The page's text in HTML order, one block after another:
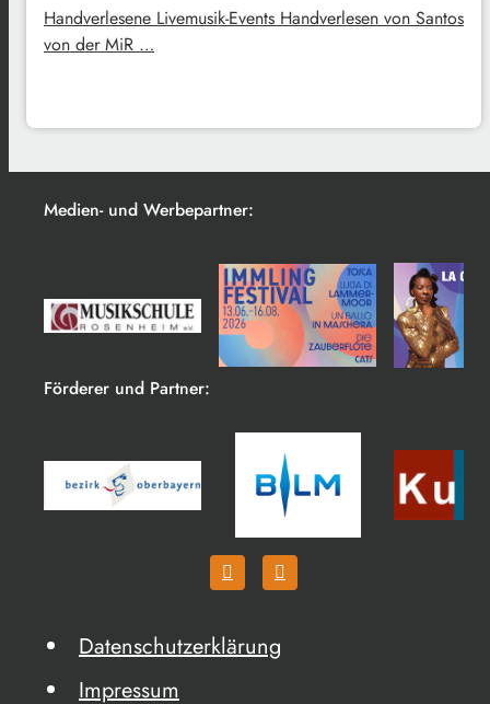
Handverlesene Livemusik-Events Handverlesen von Santos
von der MiR …
Medien- und Werbepartner:
Förderer und Partner:
Datenschutzerklärung
Impressum